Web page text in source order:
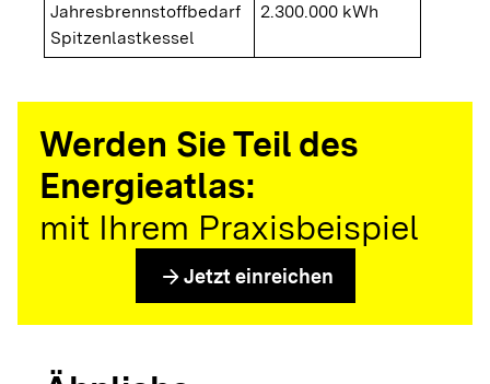
Jahresbrennstoffbedarf
Spitzenlastkessel
2.300.000 kWh
Werden Sie Teil des
Energieatlas:
mit Ihrem Praxisbeispiel
arrow_forward Jetzt einreichen